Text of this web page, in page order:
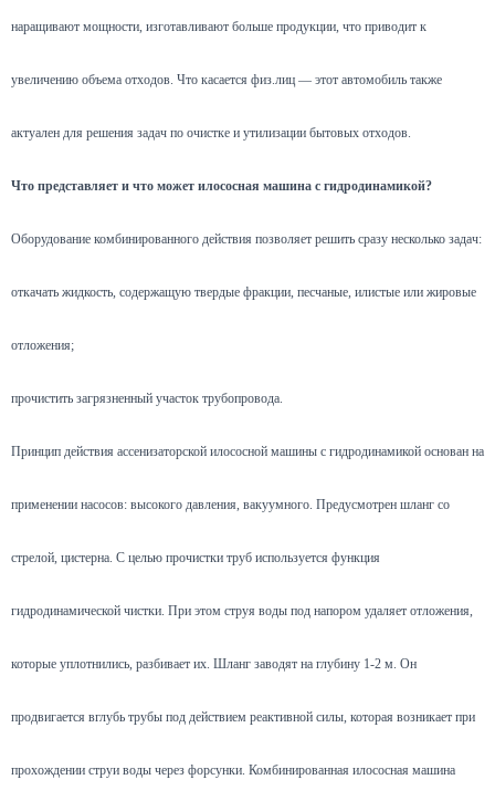
наращивают мощности, изготавливают больше продукции, что приводит к
увеличению объема отходов. Что касается физ.лиц — этот автомобиль также
актуален для решения задач по очистке и утилизации бытовых отходов.
Что представляет и что может илососная машина с гидродинамикой?
Оборудование комбинированного действия позволяет решить сразу несколько задач:
откачать жидкость, содержащую твердые фракции, песчаные, илистые или жировые
отложения;
прочистить загрязненный участок трубопровода.
Принцип действия ассенизаторской илососной машины с гидродинамикой основан на
применении насосов: высокого давления, вакуумного. Предусмотрен шланг со
стрелой, цистерна. С целью прочистки труб используется функция
гидродинамической чистки. При этом струя воды под напором удаляет отложения,
которые уплотнились, разбивает их. Шланг заводят на глубину 1-2 м. Он
продвигается вглубь трубы под действием реактивной силы, которая возникает при
прохождении струи воды через форсунки. Комбинированная илососная машина